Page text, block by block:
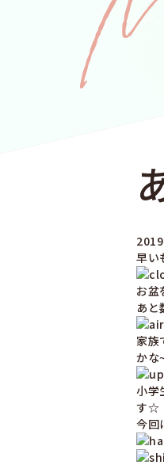
早い
お盆
あと
家族
かな
小学
す☆
今回